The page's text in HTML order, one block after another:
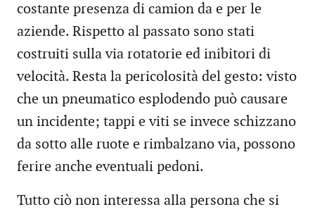
costante presenza di camion da e per le
aziende. Rispetto al passato sono stati
costruiti sulla via rotatorie ed inibitori di
velocità. Resta la pericolosità del gesto: visto
che un pneumatico esplodendo può causare
un incidente; tappi e viti se invece schizzano
da sotto alle ruote e rimbalzano via, possono
ferire anche eventuali pedoni.
Tutto ciò non interessa alla persona che si